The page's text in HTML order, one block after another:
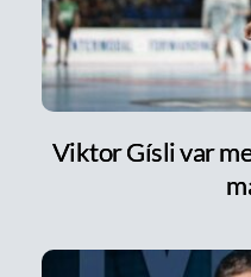
Viktor Gísli var